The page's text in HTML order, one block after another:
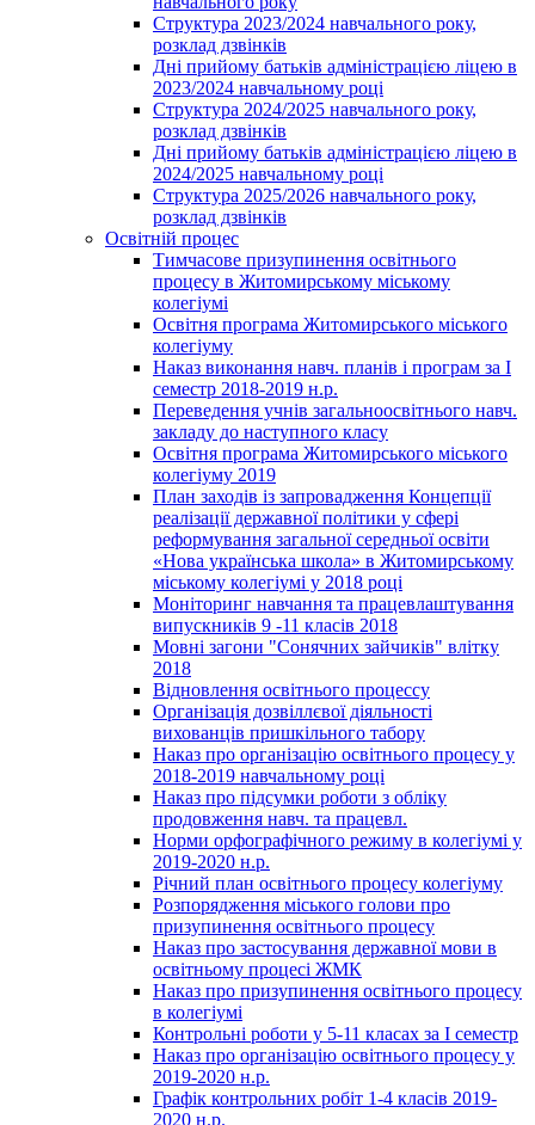
Структура 2023/2024 навчального року,
розклад дзвінків
Дні прийому батьків адміністрацією ліцею в
2023/2024 навчальному році
Структура 2024/2025 навчального року,
розклад дзвінків
Дні прийому батьків адміністрацією ліцею в
2024/2025 навчальному році
Структура 2025/2026 навчального року,
розклад дзвінків
Освітній процес
Тимчасове призупинення освітнього
процесу в Житомирському міському
колегіумі
Освітня програма Житомирського міського
колегіуму
Наказ виконання навч. планів і програм за І
семестр 2018-2019 н.р.
Переведення учнів загальноосвітнього навч.
закладу до наступного класу
Освітня програма Житомирського міського
колегіуму 2019
План заходів із запровадження Концепції
реалізації державної політики у сфері
реформування загальної середньої освіти
«Нова українська школа» в Житомирському
міському колегіумі у 2018 році
Моніторинг навчання та працевлаштування
випускників 9 -11 класів 2018
Мовні загони "Сонячних зайчиків" влітку
2018
Відновлення освітнього процессу
Організація дозвіллєвої діяльності
вихованців пришкільного табору
Наказ про організацію освітнього процесу у
2018-2019 навчальному році
Наказ про підсумки роботи з обліку
продовження навч. та працевл.
Норми орфографічного режиму в колегіумі у
2019-2020 н.р.
Річний план освітнього процесу колегіуму
Розпорядження міського голови про
призупинення освітнього процесу
Наказ про застосування державної мови в
освітньому процесі ЖМК
Наказ про призупинення освітнього процесу
в колегіумі
Контрольні роботи у 5-11 класах за І семестр
Наказ про організацію освітнього процесу у
2019-2020 н.р.
Графік контрольних робіт 1-4 класів 2019-
2020 н.р.